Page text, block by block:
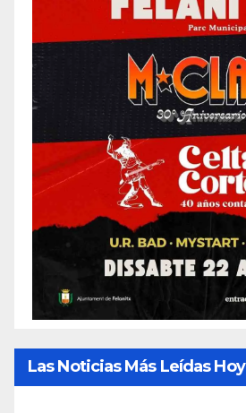
Las Noticias Más Leídas Hoy